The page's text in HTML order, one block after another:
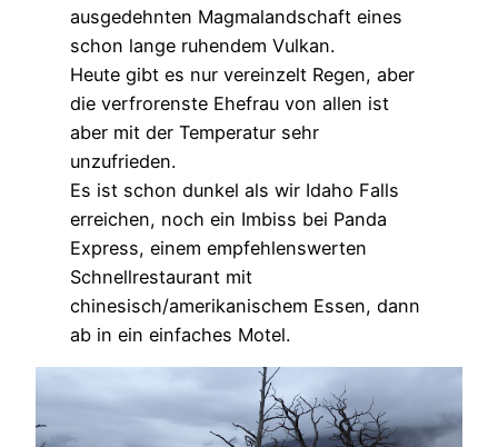
ausgedehnten Magmalandschaft eines
schon lange ruhendem Vulkan.
Heute gibt es nur vereinzelt Regen, aber
die verfrorenste Ehefrau von allen ist
aber mit der Temperatur sehr
unzufrieden.
Es ist schon dunkel als wir Idaho Falls
erreichen, noch ein Imbiss bei Panda
Express, einem empfehlenswerten
Schnellrestaurant mit
chinesisch/amerikanischem Essen, dann
ab in ein einfaches Motel.